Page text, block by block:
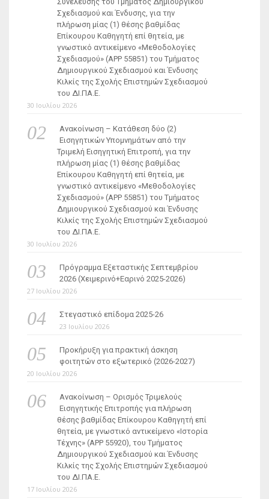
Σχεδιασμού και Ένδυσης, για την
πλήρωση μίας (1) θέσης βαθμίδας
Επίκουρου Καθηγητή επί θητεία, με
γνωστικό αντικείμενο «Μεθοδολογίες
Σχεδιασμού» (ΑΡΡ 55851) του Τμήματος
Δημιουργικού Σχεδιασμού και Ένδυσης
Κιλκίς της Σχολής Επιστημών Σχεδιασμού
του ΔΙ.ΠΑ.Ε.
30 Ιουλίου 2026
Ανακοίνωση – Κατάθεση δύο (2)
Εισηγητικών Υπομνημάτων από την
Τριμελή Εισηγητική Επιτροπή, για την
πλήρωση μίας (1) θέσης βαθμίδας
Επίκουρου Καθηγητή επί θητεία, με
γνωστικό αντικείμενο «Μεθοδολογίες
Σχεδιασμού» (ΑΡΡ 55851) του Τμήματος
Δημιουργικού Σχεδιασμού και Ένδυσης
Κιλκίς της Σχολής Επιστημών Σχεδιασμού
του ΔΙ.ΠΑ.Ε.
30 Ιουλίου 2026
Πρόγραμμα Εξεταστικής Σεπτεμβρίου
2026 (Χειμερινό+Εαρινό 2025-2026)
27 Ιουλίου 2026
Στεγαστικό επίδομα 2025-26
23 Ιουλίου 2026
Προκήρυξη για πρακτική άσκηση
φοιτητών στο εξωτερικό (2026-2027)
20 Ιουλίου 2026
Ανακοίνωση – Ορισμός Τριμελούς
Εισηγητικής Επιτροπής για πλήρωση
θέσης βαθμίδας Επίκουρου Καθηγητή επί
θητεία, με γνωστικό αντικείμενο «Ιστορία
Τέχνης» (ΑΡΡ 55920), του Τμήματος
Δημιουργικού Σχεδιασμού και Ένδυσης
Κιλκίς της Σχολής Επιστημών Σχεδιασμού
του ΔΙ.ΠΑ.Ε.
17 Ιουλίου 2026